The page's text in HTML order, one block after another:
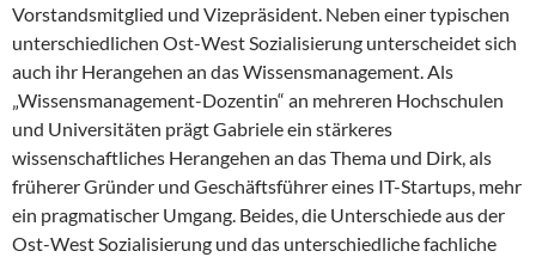
Vorstandsmitglied und Vizepräsident. Neben einer typischen
unterschiedlichen Ost-West Sozialisierung unterscheidet sich
auch ihr Herangehen an das Wissensmanagement. Als
„Wissensmanagement-Dozentin“ an mehreren Hochschulen
und Universitäten prägt Gabriele ein stärkeres
wissenschaftliches Herangehen an das Thema und Dirk, als
früherer Gründer und Geschäftsführer eines IT-Startups, mehr
ein pragmatischer Umgang. Beides, die Unterschiede aus der
Ost-West Sozialisierung und das unterschiedliche fachliche